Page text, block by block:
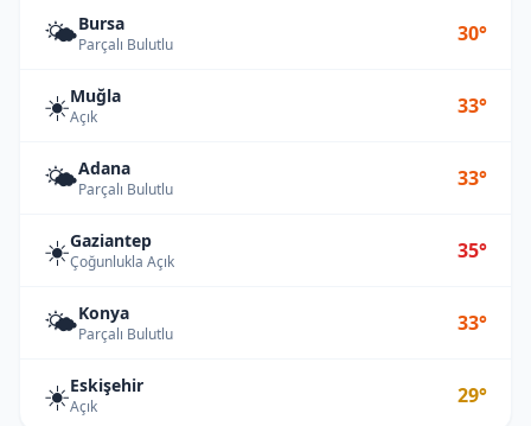
🌤️Bursa
Parçalı Bulutlu 30°
☀️Muğla
Açık 33°
🌤️Adana
Parçalı Bulutlu 33°
☀️Gaziantep
Çoğunlukla Açık 35°
🌤️Konya
Parçalı Bulutlu 33°
☀️Eskişehir
Açık 29°